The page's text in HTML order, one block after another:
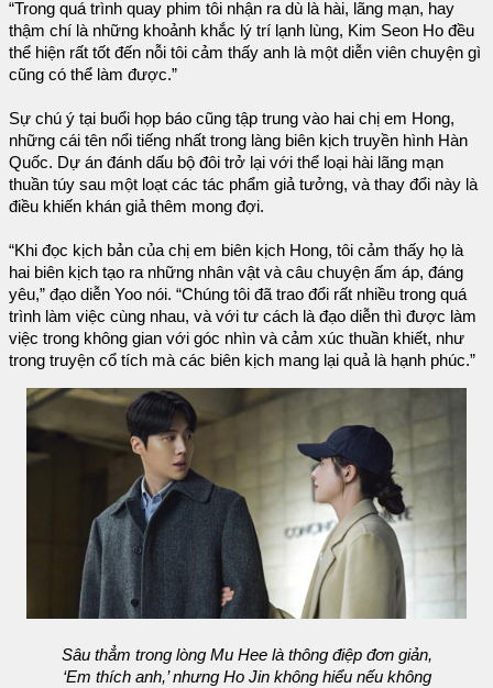
“Trong quá trình quay phim tôi nhận ra dù là hài, lãng mạn, hay
thậm chí là những khoảnh khắc lý trí lạnh lùng, Kim Seon Ho đều
thể hiện rất tốt đến nỗi tôi cảm thấy anh là một diễn viên chuyện gì
cũng có thể làm được.”
Sự chú ý tại buổi họp báo cũng tập trung vào hai chị em Hong,
những cái tên nổi tiếng nhất trong làng biên kịch truyền hình Hàn
Quốc. Dự án đánh dấu bộ đôi trở lại với thể loại hài lãng mạn
thuần túy sau một loạt các tác phẩm giả tưởng, và thay đổi này là
điều khiến khán giả thêm mong đợi.
“Khi đọc kịch bản của chị em biên kịch Hong, tôi cảm thấy họ là
hai biên kịch tạo ra những nhân vật và câu chuyện ấm áp, đáng
yêu,” đạo diễn Yoo nói. “Chúng tôi đã trao đổi rất nhiều trong quá
trình làm việc cùng nhau, và với tư cách là đạo diễn thì được làm
việc trong không gian với góc nhìn và cảm xúc thuần khiết, như
trong truyện cổ tích mà các biên kịch mang lại quả là hạnh phúc.”
Sâu thẳm trong lòng Mu Hee là thông điệp đơn giản,
‘Em thích anh,’ nhưng Ho Jin không hiểu nếu không